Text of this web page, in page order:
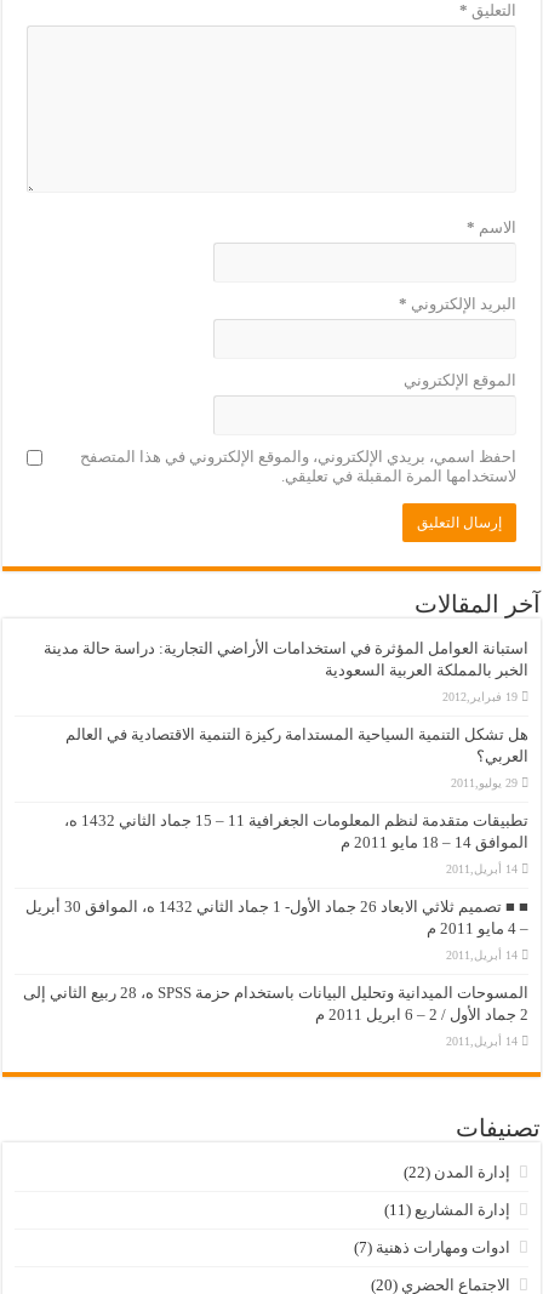
التعليق *
الاسم *
البريد الإلكتروني *
الموقع الإلكتروني
احفظ اسمي، بريدي الإلكتروني، والموقع الإلكتروني في هذا المتصفح
لاستخدامها المرة المقبلة في تعليقي.
آخر المقالات
استبانة العوامل المؤثرة في استخدامات الأراضي التجارية: دراسة حالة مدينة
الخبر بالمملكة العربية السعودية
19 فبراير,2012
هل تشكل التنمية السياحية المستدامة ركيزة التنمية الاقتصادية في العالم
العربي؟
29 يوليو,2011
تطبيقات متقدمة لنظم المعلومات الجغرافية 11 – 15 جماد الثاني 1432 ه،
الموافق 14 – 18 مايو 2011 م
14 أبريل,2011
■ ■ تصميم ثلاثي الابعاد 26 جماد الأول- 1 جماد الثاني 1432 ه، الموافق 30 أبريل
– 4 مايو 2011 م
14 أبريل,2011
المسوحات الميدانية وتحليل البيانات باستخدام حزمة SPSS ه، 28 ربيع الثاني إلى
2 جماد الأول / 2 – 6 ابريل 2011 م
14 أبريل,2011
تصنيفات
إدارة المدن (22)
إدارة المشاريع (11)
ادوات ومهارات ذهنية (7)
الاجتماع الحضري (20)